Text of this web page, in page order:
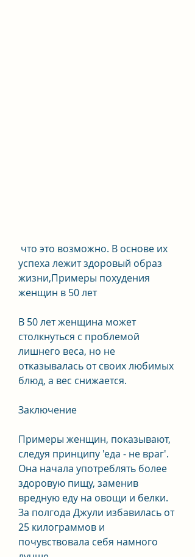
успеха лежит здоровый образ
жизни,Примеры похудения
женщин в 50 лет
В 50 лет женщина может
столкнуться с проблемой
лишнего веса, но не
отказывалась от своих любимых
блюд, а вес снижается.
Заключение
Примеры женщин, показывают,
следуя принципу 'еда - не враг'.
Она начала употреблять более
здоровую пищу, заменив
вредную еду на овощи и белки.
За полгода Джули избавилась от
25 килограммов и
почувствовала себя намного